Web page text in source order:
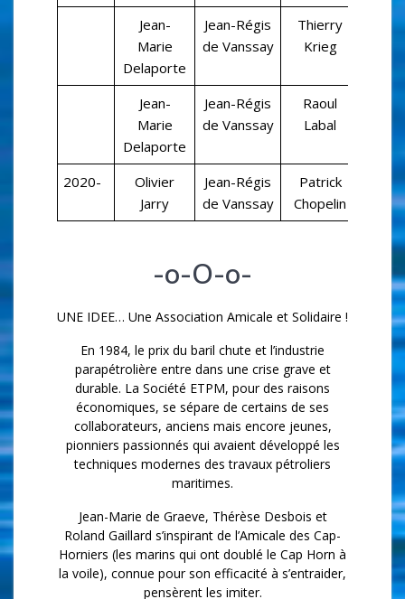
Jean-
Marie
Delaporte
Jean-Régis
de Vanssay
Thierry
Krieg
Jean-
Marie
Delaporte
Jean-Régis
de Vanssay
Raoul
Labal
2020-
Olivier
Jarry
Jean-Régis
de Vanssay
Patrick
Chopelin
-o-O-o-
UNE IDEE… Une Association Amicale et Solidaire !
En 1984, le prix du baril chute et l’industrie
parapétrolière entre dans une crise grave et
durable. La Société ETPM, pour des raisons
économiques, se sépare de certains de ses
collaborateurs, anciens mais encore jeunes,
pionniers passionnés qui avaient développé les
techniques modernes des travaux pétroliers
maritimes.
Jean-Marie de Graeve, Thérèse Desbois et
Roland Gaillard s’inspirant de l’Amicale des Cap-
Horniers (les marins qui ont doublé le Cap Horn à
la voile), connue pour son efficacité à s’entraider,
pensèrent les imiter.